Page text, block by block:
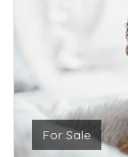
For Sale